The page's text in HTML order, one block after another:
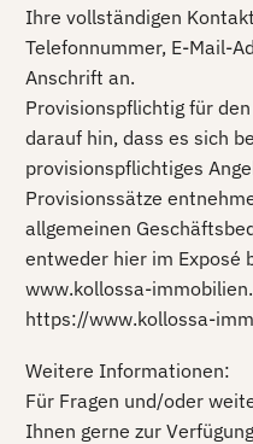
Ihre vollständigen
Telefonnummer, E-Mail-
Anschrift an.
Provisionspflichtig für
darauf hin, dass es sich
provisionspflichtiges
Provisionssätze
allgemeinen
entweder hier im Exposé
www.kollossa-
https://www.kollossa-
Weitere Informationen:
Für Fragen und/oder
Ihnen gerne zur